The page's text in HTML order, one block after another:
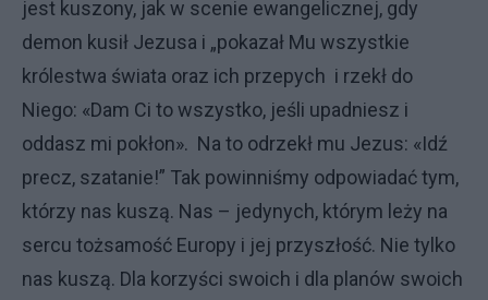
jest kuszony, jak w scenie ewangelicznej, gdy
demon kusił Jezusa i „pokazał Mu wszystkie
królestwa świata oraz ich przepych i rzekł do
Niego: «Dam Ci to wszystko, jeśli upadniesz i
oddasz mi pokłon». Na to odrzekł mu Jezus: «Idź
precz, szatanie!” Tak powinniśmy odpowiadać tym,
którzy nas kuszą. Nas – jedynych, którym leży na
sercu tożsamość Europy i jej przyszłość. Nie tylko
nas kuszą. Dla korzyści swoich i dla planów swoich